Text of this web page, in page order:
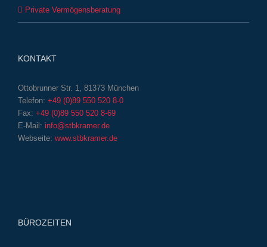
Private Vermögensberatung
KONTAKT
Ottobrunner Str. 1, 81373 München
Telefon: +49 (0)89 550 520 8-0
Fax: +49 (0)89 550 520 8-69
E-Mail: info@stbkramer.de
Webseite: www.stbkramer.de
BÜROZEITEN